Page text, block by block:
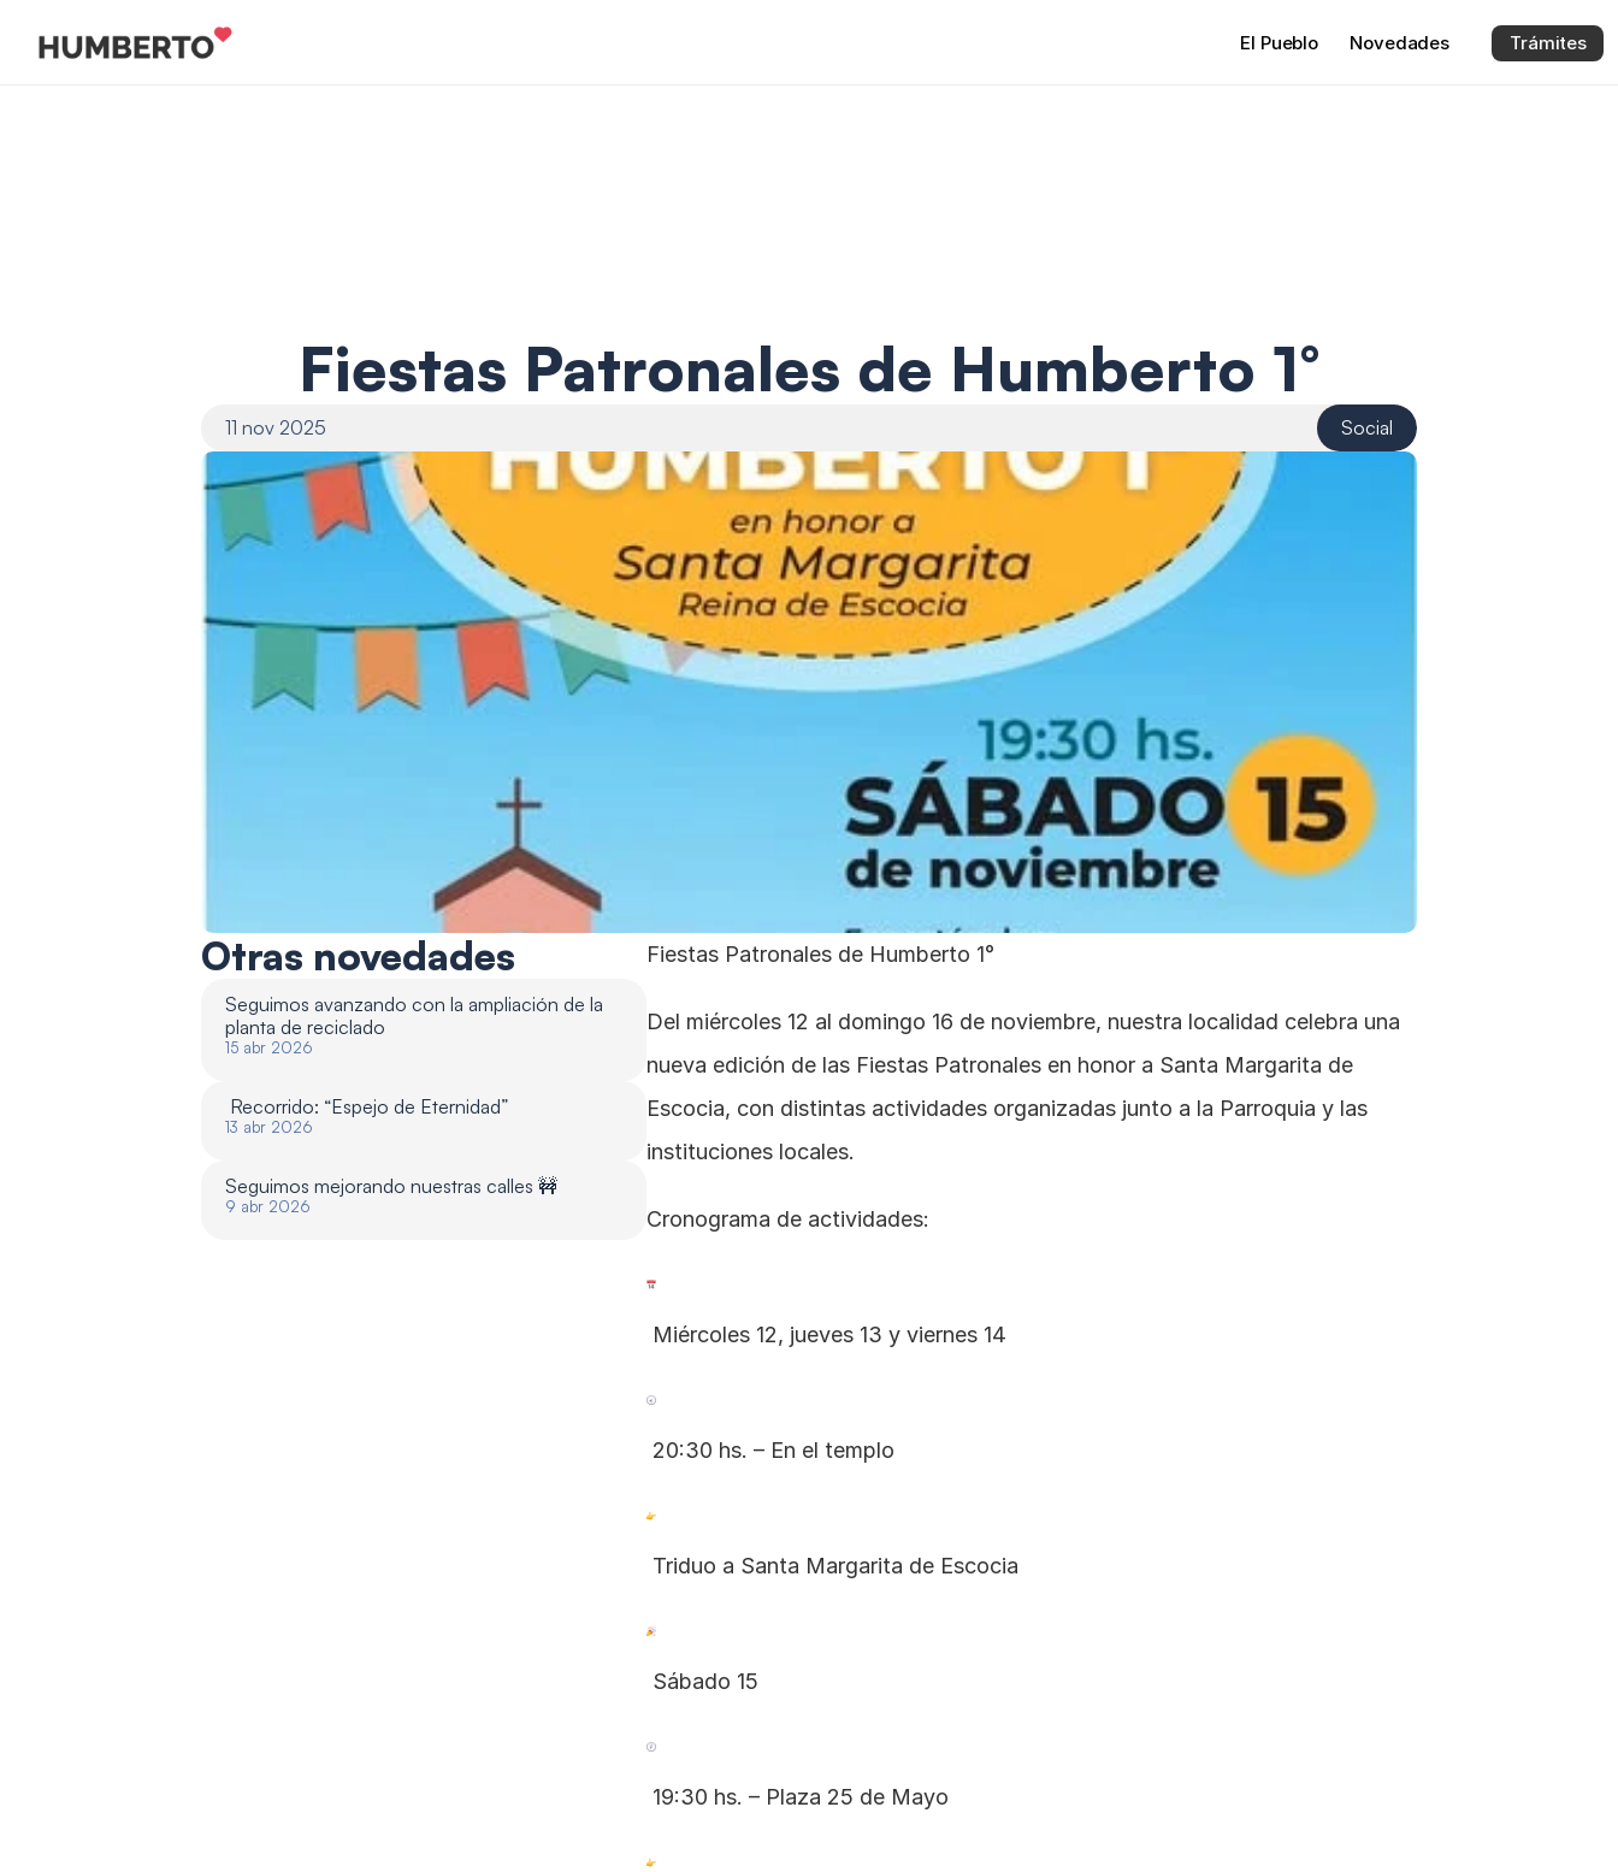
Fiestas Patronales de Humberto 1°
11 nov 2025 Social
El Pueblo Novedades Trámites
Otras novedades
Seguimos avanzando con la ampliación de la
planta de reciclado
15 abr 2026
Recorrido: “Espejo de Eternidad”
13 abr 2026
Seguimos mejorando nuestras calles 🚧
9 abr 2026
Fiestas Patronales de Humberto 1°
Del miércoles 12 al domingo 16 de noviembre, nuestra localidad celebra una
nueva edición de las Fiestas Patronales en honor a Santa Margarita de
Escocia, con distintas actividades organizadas junto a la Parroquia y las
instituciones locales.
Cronograma de actividades:
Miércoles 12, jueves 13 y viernes 14
20:30 hs. – En el templo
Triduo a Santa Margarita de Escocia
Sábado 15
19:30 hs. – Plaza 25 de Mayo